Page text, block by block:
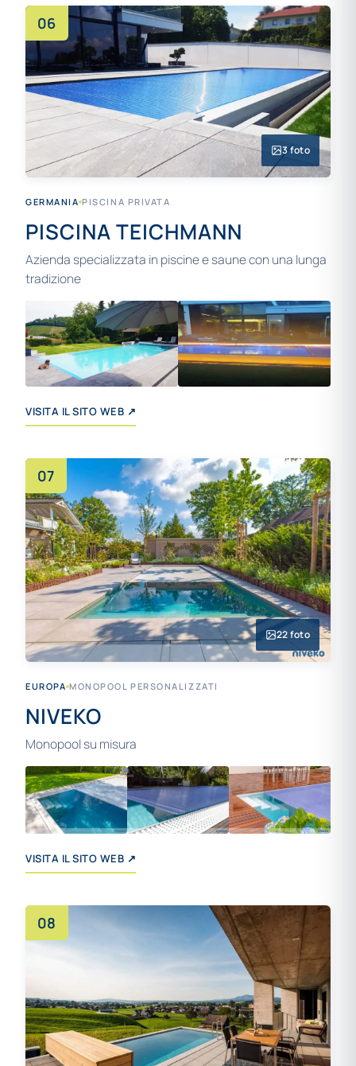
06
3 foto
GERMANIA PISCINA PRIVATA
PISCINA TEICHMANN
Azienda specializzata in piscine e saune con una lunga
tradizione
VISITA IL SITO WEB ↗
07
22 foto
EUROPA MONOPOOL PERSONALIZZATI
NIVEKO
Monopool su misura
VISITA IL SITO WEB ↗
08